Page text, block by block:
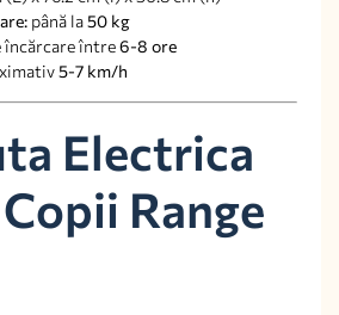
până la50 kg
încărcare între6-8 ore
5-7 km/h
Electrica
Range